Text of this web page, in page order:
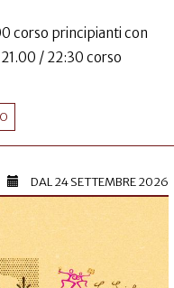
corso principianti con
/ 22:30 corso
DAL24 SETTEMBRE 2026